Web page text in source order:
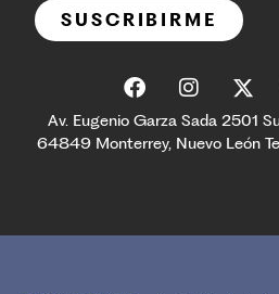
SUSCRIBIRME
Av. Eugenio Garza Sada 2501
64849 Monterrey, Nuevo León